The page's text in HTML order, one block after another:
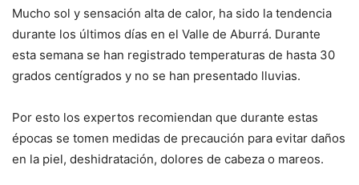
Mucho sol y sensación alta de calor, ha sido la tendencia
durante los últimos días en el Valle de Aburrá. Durante
esta semana se han registrado temperaturas de hasta 30
grados centígrados y no se han presentado lluvias.
Por esto los expertos recomiendan que durante estas
épocas se tomen medidas de precaución para evitar daños
en la piel, deshidratación, dolores de cabeza o mareos.